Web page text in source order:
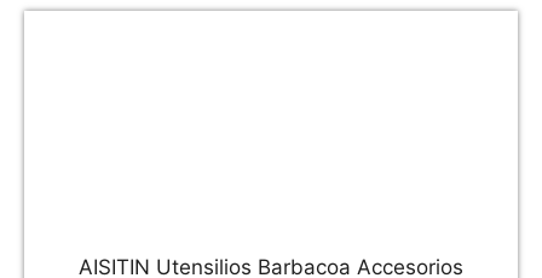
AISITIN Utensilios Barbacoa Accesorios